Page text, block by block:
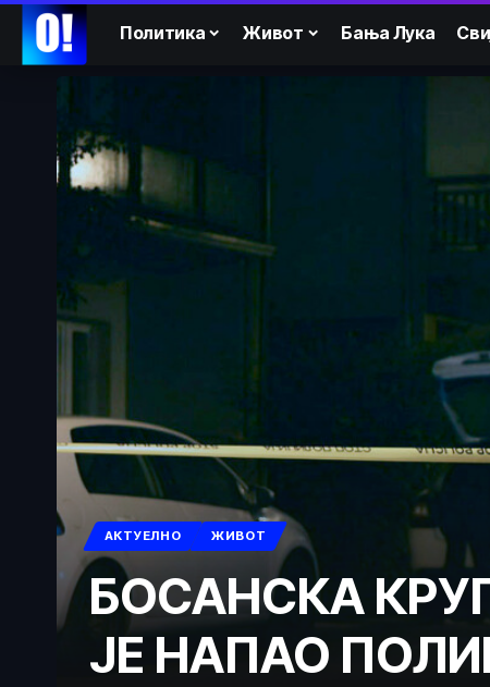
Политика Живот Бања Лука
АКТУЕЛНО ЖИВОТ
БОСАНСКА
ЈЕ НАПАО